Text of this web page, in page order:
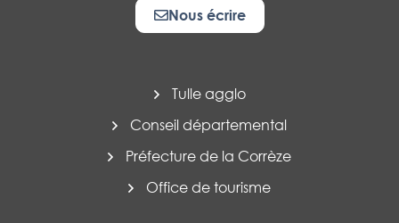
Nous écrire
Tulle agglo
Conseil départemental
Préfecture de la Corrèze
Office de tourisme